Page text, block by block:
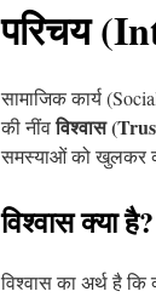
परिचय
सामाजिक कार्य
की नींवविश्वास
समस्याओं को खुलकर
विश्वास क्या है?
विश्वास का अर्थ है